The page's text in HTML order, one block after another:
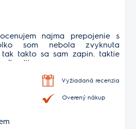
najma prepojenie s
som nebola zvyknuta
takto sa sam zapin. taktie
kvalita
Vyžiadaná recenzia
Overený nákup